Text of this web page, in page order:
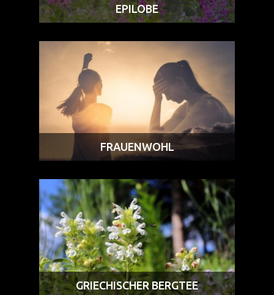
EPILOBE
FRAUENWOHL
GRIECHISCHER BERGTEE